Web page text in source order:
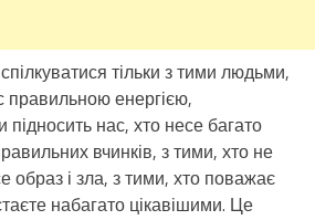
тільки з тими людьми,
правильною енергією,
підносить нас, хто несе багато
вчинків, з тими, хто не
образ і зла, з тими, хто поважає
набагато цікавішими. Це